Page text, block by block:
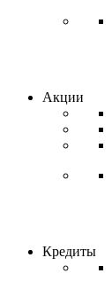
Акции
Кредиты